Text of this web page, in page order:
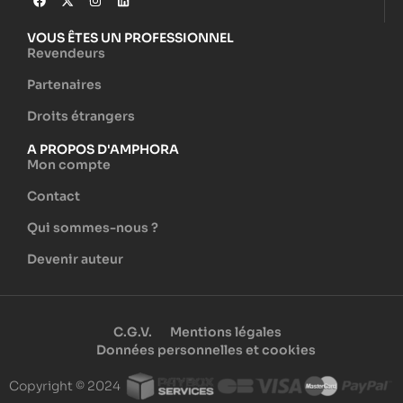
VOUS ÊTES UN PROFESSIONNEL
Revendeurs
Partenaires
Droits étrangers
A PROPOS D'AMPHORA
Mon compte
Contact
Qui sommes-nous ?
Devenir auteur
C.G.V.
Mentions légales
Données personnelles et cookies
Copyright © 2024